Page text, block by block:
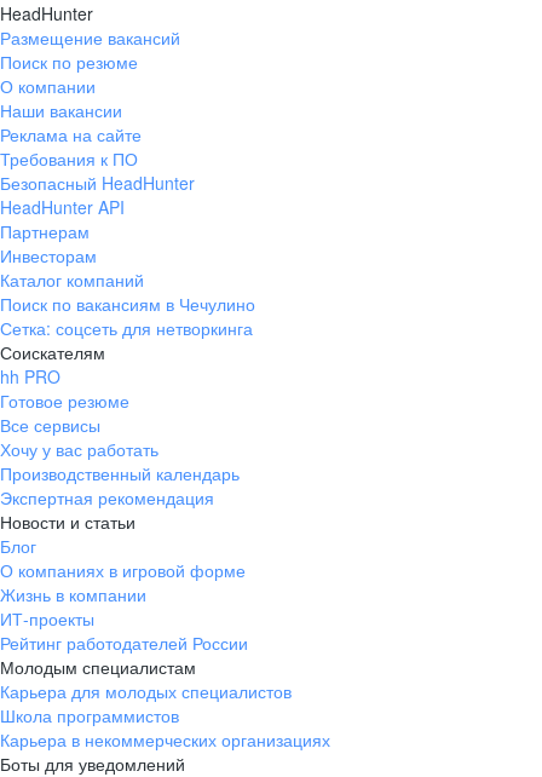
HeadHunter
Размещение вакансий
Поиск по резюме
О компании
Наши вакансии
Реклама на сайте
Требования к ПО
Безопасный HeadHunter
HeadHunter API
Партнерам
Инвесторам
Каталог компаний
Поиск по вакансиям в Чечулино
Сетка: соцсеть для нетворкинга
Соискателям
hh PRO
Готовое резюме
Все сервисы
Хочу у вас работать
Производственный календарь
Экспертная рекомендация
Новости и статьи
Блог
О компаниях в игровой форме
Жизнь в компании
ИТ-проекты
Рейтинг работодателей России
Молодым специалистам
Карьера для молодых специалистов
Школа программистов
Карьера в некоммерческих организациях
Боты для уведомлений